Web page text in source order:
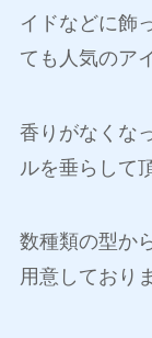
イドなどに飾
ても人気のア
香りがなくな
ルを垂らして
数種類の型か
用意しており